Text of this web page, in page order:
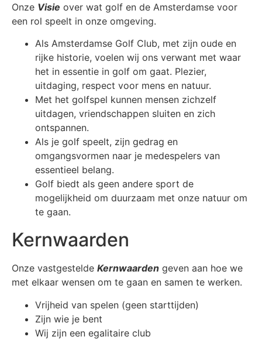
Onze Visie over wat golf en de Amsterdamse voor
een rol speelt in onze omgeving.
Als Amsterdamse Golf Club, met zijn oude en
rijke historie, voelen wij ons verwant met waar
het in essentie in golf om gaat. Plezier,
uitdaging, respect voor mens en natuur.
Met het golfspel kunnen mensen zichzelf
uitdagen, vriendschappen sluiten en zich
ontspannen.
Als je golf speelt, zijn gedrag en
omgangsvormen naar je medespelers van
essentieel belang.
Golf biedt als geen andere sport de
mogelijkheid om duurzaam met onze natuur om
te gaan.
Kernwaarden
Onze vastgestelde Kernwaarden geven aan hoe we
met elkaar wensen om te gaan en samen te werken.
Vrijheid van spelen (geen starttijden)
Zijn wie je bent
Wij zijn een egalitaire club